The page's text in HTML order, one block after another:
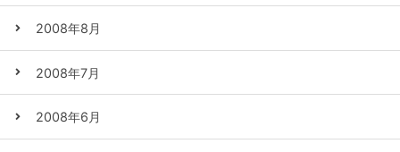
2008年8月
2008年7月
2008年6月